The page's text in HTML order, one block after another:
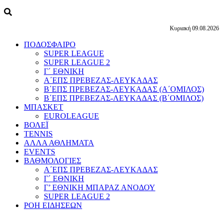
Κυριακή 09.08.2026
ΠΟΔΟΣΦΑΙΡΟ
SUPER LEAGUE
SUPER LEAGUE 2
Γ΄ ΕΘΝΙΚΗ
Α΄ΕΠΣ ΠΡΕΒΕΖΑΣ-ΛΕΥΚΑΔΑΣ
Β΄ΕΠΣ ΠΡΕΒΕΖΑΣ-ΛΕΥΚΑΔΑΣ (Α΄ΟΜΙΛΟΣ)
Β΄ΕΠΣ ΠΡΕΒΕΖΑΣ-ΛΕΥΚΑΔΑΣ (Β΄ΟΜΙΛΟΣ)
ΜΠΑΣΚΕΤ
EUROLEAGUE
ΒΟΛΕΪ
TENNIS
ΑΛΛΑ ΑΘΛΗΜΑΤΑ
EVENTS
ΒΑΘΜΟΛΟΓΙΕΣ
Α΄ΕΠΣ ΠΡΕΒΕΖΑΣ-ΛΕΥΚΑΔΑΣ
Γ΄ ΕΘΝΙΚΗ
Γ’ ΕΘΝΙΚΗ ΜΠΑΡΑΖ ΑΝΟΔΟΥ
SUPER LEAGUE 2
ΡΟΗ ΕΙΔΗΣΕΩΝ